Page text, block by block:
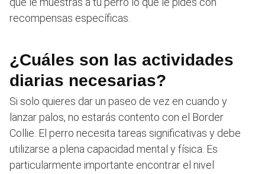
recompensas específicas.
¿Cuáles son las actividades
diarias necesarias?
Si solo quieres dar un paseo de vez en cuando y
lanzar palos, no estarás contento con el Border
Collie. El perro necesita tareas significativas y debe
utilizarse a plena capacidad mental y física. Es
particularmente importante encontrar el nivel